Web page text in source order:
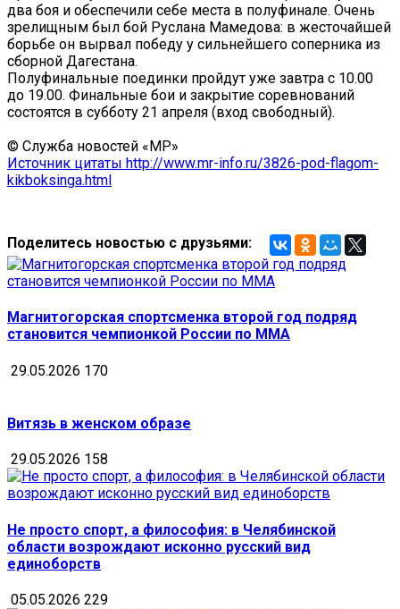
два боя и обеспечили себе места в полуфинале. Очень
зрелищным был бой Руслана Мамедова: в жесточайшей
борьбе он вырвал победу у сильнейшего соперника из
сборной Дагестана.
Полуфинальные поединки пройдут уже завтра с 10.00
до 19.00. Финальные бои и закрытие соревнований
состоятся в субботу 21 апреля (вход свободный).
© Служба новостей «МР»
Источник цитаты http://www.mr-info.ru/3826-pod-flagom-
kikboksinga.html
Поделитесь новостью с друзьями:
Магнитогорская спортсменка второй год подряд
становится чемпионкой России по MMA
29.05.2026 170
Витязь в женском образе
29.05.2026 158
Не просто спорт, а философия: в Челябинской
области возрождают исконно русский вид
единоборств
05.05.2026 229